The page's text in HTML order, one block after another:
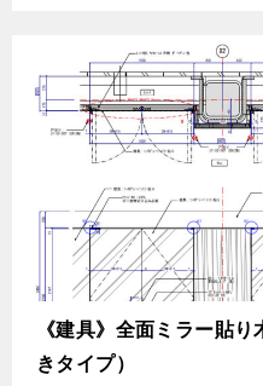
《建具》全面ミラー貼
きタイプ）